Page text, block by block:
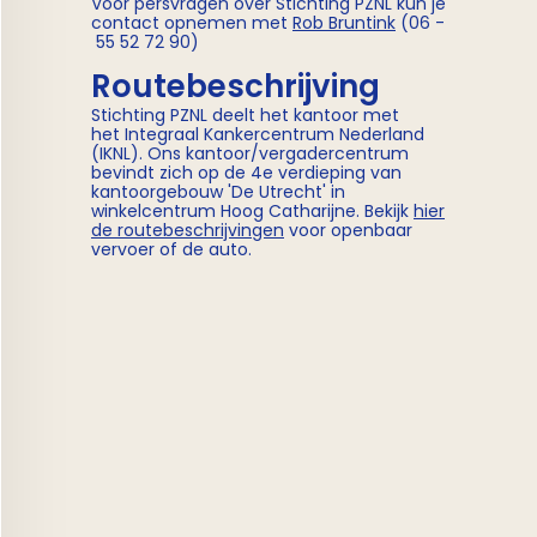
contact opnemen met Rob Bruntink (06 -
55 52 72 90)
Routebeschrijving
Stichting PZNL deelt het kantoor met
het Integraal Kankercentrum Nederland
(IKNL). Ons kantoor/vergadercentrum
bevindt zich op de 4e verdieping van
kantoorgebouw 'De Utrecht' in
winkelcentrum Hoog Catharijne. Bekijk hier
de routebeschrijvingen voor openbaar
vervoer of de auto.